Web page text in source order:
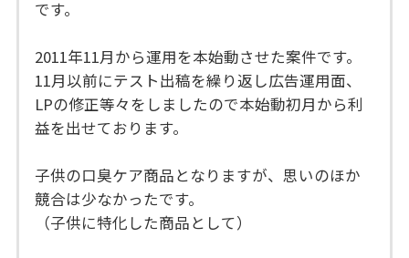
です。
2011年11月から運用を本始動させた案件です。
11月以前にテスト出稿を繰り返し広告運用面、
LPの修正等々をしましたので本始動初月から利
益を出せております。
子供の口臭ケア商品となりますが、思いのほか
競合は少なかったです。
（子供に特化した商品として）